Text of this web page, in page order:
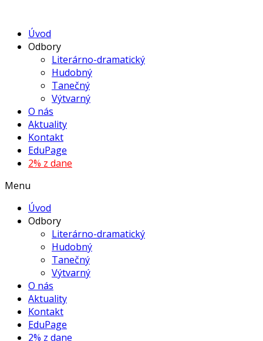
Úvod
Odbory
Literárno-dramatický
Hudobný
Tanečný
Výtvarný
O nás
Aktuality
Kontakt
EduPage
2% z dane
Menu
Úvod
Odbory
Literárno-dramatický
Hudobný
Tanečný
Výtvarný
O nás
Aktuality
Kontakt
EduPage
2% z dane